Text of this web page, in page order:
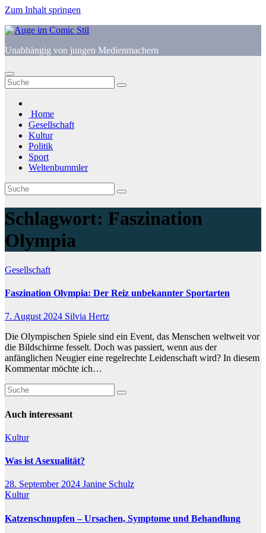
Zum Inhalt springen
Unabhängig von jungen Medienmachern
Home
Gesellschaft
Kultur
Politik
Sport
Weltenbummler
Schlagwort: Faszination
Olympia
Gesellschaft
Faszination Olympia: Der Reiz unbekannter Sportarten
7. August 2024 Silvia Hertz
Die Olympischen Spiele sind ein Event, das Menschen weltweit vor
die Bildschirme fesselt. Doch was passiert, wenn aus der
anfänglichen Neugier eine regelrechte Leidenschaft wird? In diesem
Kommentar möchte ich…
Auch interessant
Kultur
Was ist Asexualität?
28. September 2024 Janine Schulz
Kultur
Katzenschnupfen – Ursachen, Symptome und Behandlung